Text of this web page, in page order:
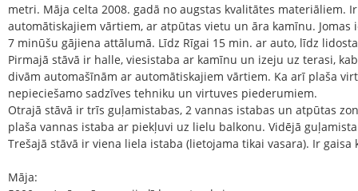
metri. Māja celta 2008. gadā no augstas kvalitātes materiāliem.
automātiskajiem vārtiem, ar atpūtas vietu un āra kamīnu. Jomas
7 minūšu gājiena attālumā. Līdz Rīgai 15 min. ar auto, līdz
Pirmajā stāvā ir halle, viesistaba ar kamīnu un izeju uz terasi,
divām automašīnām ar automātiskajiem vārtiem. Ka arī plaša
nepieciešamo sadzīves tehniku un virtuves piederumiem.
Otrajā stāvā ir trīs guļamistabas, 2 vannas istabas un atpūtas
plaša vannas istaba ar piekļuvi uz lielu balkonu. Vidējā
Trešajā stāvā ir viena liela istaba (lietojama tikai vasara). Ir gaisa
Māja: